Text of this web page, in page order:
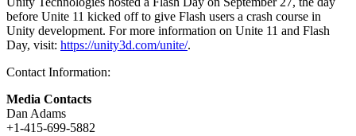
before Unite 11 kicked off to give Flash users a crash course in
Unity development. For more information on Unite 11 and Flash
Day, visit: https://unity3d.com/unite/.
Contact Information:
Media Contacts
Dan Adams
+1-415-699-5882